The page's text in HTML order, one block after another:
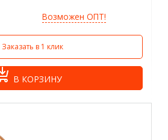
Возможен ОПТ!
Заказать в 1 клик
В КОРЗИНУ